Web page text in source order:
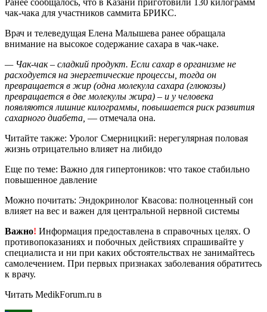
чак-чака для участников саммита БРИКС.
Врач и телеведущая Елена Малышева ранее обращала
внимание на высокое содержание сахара в чак-чаке.
— Чак-чак – сладкий продукт. Если сахар в организме не
расходуется на энергетические процессы, тогда он
превращается в жир (одна молекула сахара (глюкозы)
превращается в две молекулы жира) – и у человека
появляются лишние килограммы, повышается риск развития
сахарного диабета, — отмечала она.
Читайте также: Уролог Смерницкий: нерегулярная половая
жизнь отрицательно влияет на либидо
Еще по теме: Важно для гипертоников: что такое стабильно
повышенное давление
Можно почитать: Эндокринолог Квасова: полноценный сон
влияет на вес и важен для центральной нервной системы
Важно! Информация предоставлена в справочных целях. О
противопоказаниях и побочных действиях спрашивайте у
специалиста и ни при каких обстоятельствах не занимайтесь
самолечением. При первых признаках заболевания обратитесь
к врачу.
Читать MedikForum.ru в